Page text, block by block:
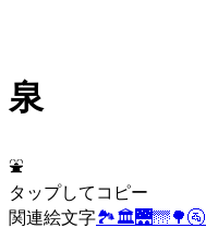
泉
⛲
タップしてコピー
関連絵文字🏞️🏛️🌉🌁🌳🚰